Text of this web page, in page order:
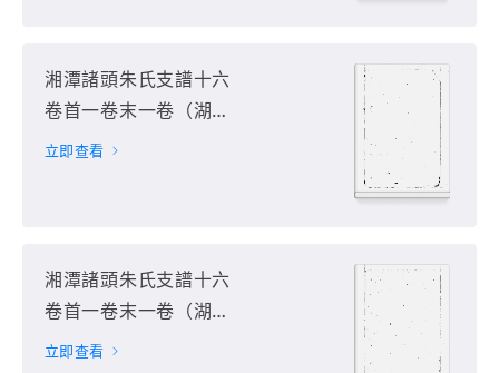
湘潭諸頭朱氏支譜十六
卷首一卷末一卷（湖南
省湘潭市）第6册
立即查看
湘潭諸頭朱氏支譜十六
卷首一卷末一卷（湖南
省湘潭市）第7册
立即查看